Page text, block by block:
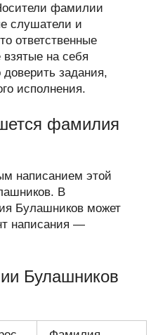
фамилии
слушатели и
ответственные
на себя
задания,
исполнения.
фамилия
написанием этой
В
Булашников может
написания —
Булашников